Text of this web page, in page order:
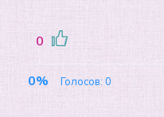
0
0% Голосов: 0